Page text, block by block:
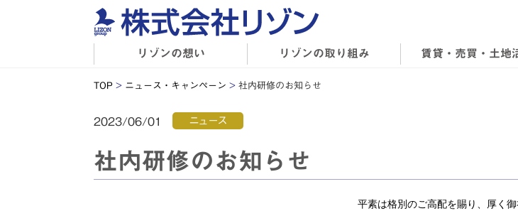
リゾンの想い リゾンの取り組み 賃貸・売買・土地
TOP > ニュース・キャンペーン >社内研修のお知らせ
2023/06/01 ニュース
社内研修のお知らせ
平素は格別のご高配を賜り、厚く御